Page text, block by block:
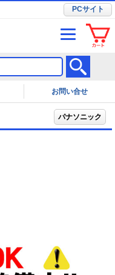
PCサイト
お問い合せ
パナソニック